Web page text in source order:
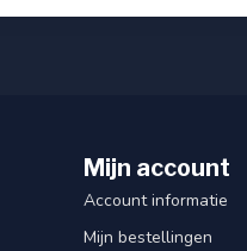
Mijn account
Account informatie
Mijn bestellingen